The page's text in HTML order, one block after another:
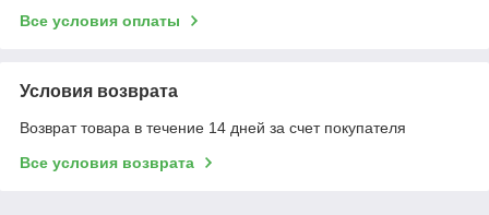
Все условия оплаты
Условия возврата
Возврат товара в течение 14 дней за счет покупателя
Все условия возврата